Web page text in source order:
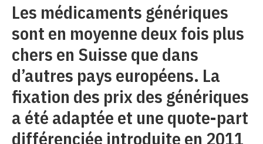
Les médicaments génériques
sont en moyenne deux fois plus
chers en Suisse que dans
d’autres pays européens. La
fixation des prix des génériques
a été adaptée et une quote-part
différenciée introduite en 2011